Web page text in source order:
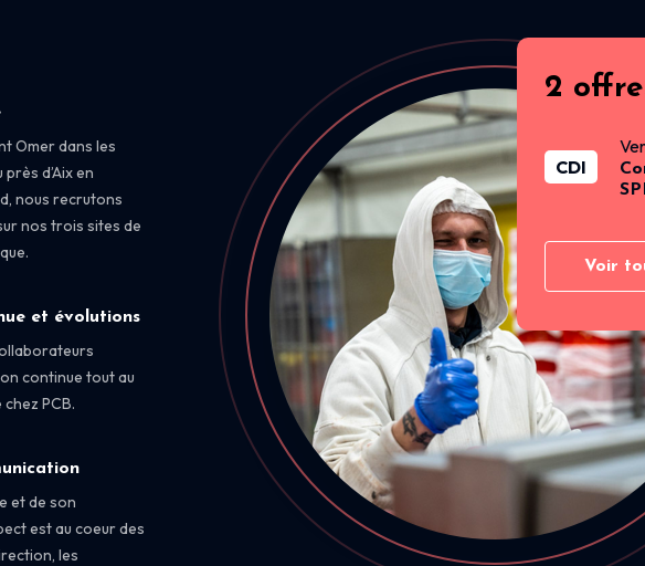
Omer dans les
d’Aix en
nous recrutons
nos trois sites de
et évolutions
continue tout au
PCB.
et de son
est au coeur des
les
2
CDI
Voir